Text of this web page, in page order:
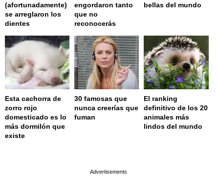
(afortunadamente)
se arreglaron los
dientes
engordaron tanto
que no
reconocerás
bellas del mundo
Esta cachorra de
zorro rojo
domesticado es lo
más dormilón que
existe
30 famosas que
nunca creerías que
fuman
El ranking
definitivo de los 20
animales más
lindos del mundo